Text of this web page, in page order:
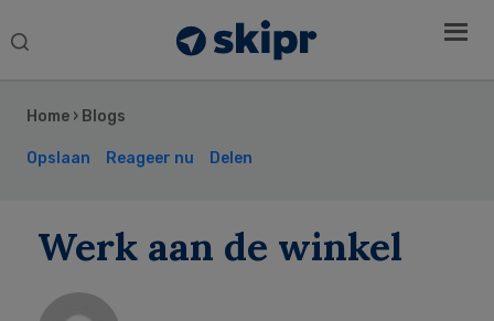
Search
Home › Blogs
Opslaan Reageer nu Delen
Werk aan de winkel
Sidebar